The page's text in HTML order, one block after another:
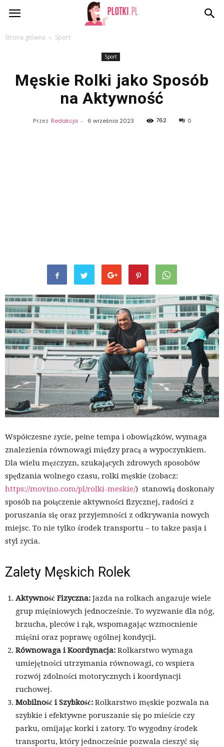
Plotki.pl
Strona główna Sport
Sport
Męskie Rolki jako Sposób
na Aktywność
Przez Redakcja - 6 września 2023 762 0
Współczesne życie, pełne tempa i obowiązków, wymaga
znalezienia równowagi między pracą a wypoczynkiem.
Dla wielu mężczyzn, szukających zdrowych sposobów
spędzania wolnego czasu, rolki męskie (zobacz:
https://movino.com/pl/rolki-meskie/) stanowią doskonały
sposób na połączenie aktywności fizycznej, radości z
poruszania się oraz przyjemności z odkrywania nowych
miejsc. To nie tylko środek transportu – to także pasja i
styl życia.
Zalety Męskich Rolek
Aktywność Fizyczna: Jazda na rolkach angażuje wiele
grup mięśniowych jednocześnie. To wyzwanie dla nóg,
brzucha, pleców i rąk, wspomagając wzmocnienie
mięśni oraz poprawę ogólnej kondycji.
Równowaga i Koordynacja: Rolkarstwo wymaga
umiejętności utrzymania równowagi, co wspiera
rozwój zdolności motorycznych i koordynacji
ruchowej.
Mobilność i Szybkość: Rolkarstwo męskie pozwala na
szybkie i efektywne poruszanie się po mieście czy
parku, omijając korki i zatory. To wygodny środek
transportu, który jednocześnie pozwala cieszyć się